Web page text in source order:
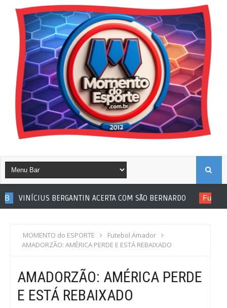
ACERTA COM SÃO BERNARDO Futebol de Base JOGADOR
MOMENTO do ESPORTE
Futebol Amador
AMADORZÃO: AMÉRICA PERDE E ESTÁ REBAIXADO
AMADORZÃO: AMÉRICA PERDE
E ESTÁ REBAIXADO